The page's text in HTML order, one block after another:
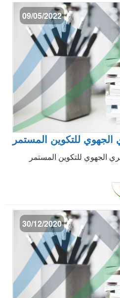
09/05/2022
الجهوي للتكوين المستمر
الجهوي للتكوين المستمر
30/12/2020